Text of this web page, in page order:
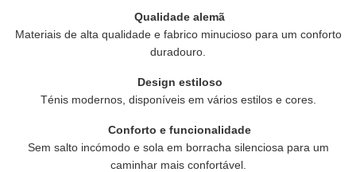
Qualidade alemã
Materiais de alta qualidade e fabrico minucioso para um conforto
duradouro.
Design estiloso
Ténis modernos, disponíveis em vários estilos e cores.
Conforto e funcionalidade
Sem salto incómodo e sola em borracha silenciosa para um
caminhar mais confortável.